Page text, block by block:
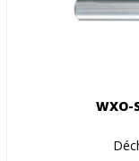
WXO-